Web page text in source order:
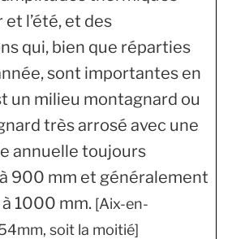
et l’été, et des
qui, bien que réparties
sont importantes en
un milieu montagnard ou
très arrosé avec une
annuelle toujours
900 mm et généralement
1000 mm. [Aix-en-
soit la moitié]